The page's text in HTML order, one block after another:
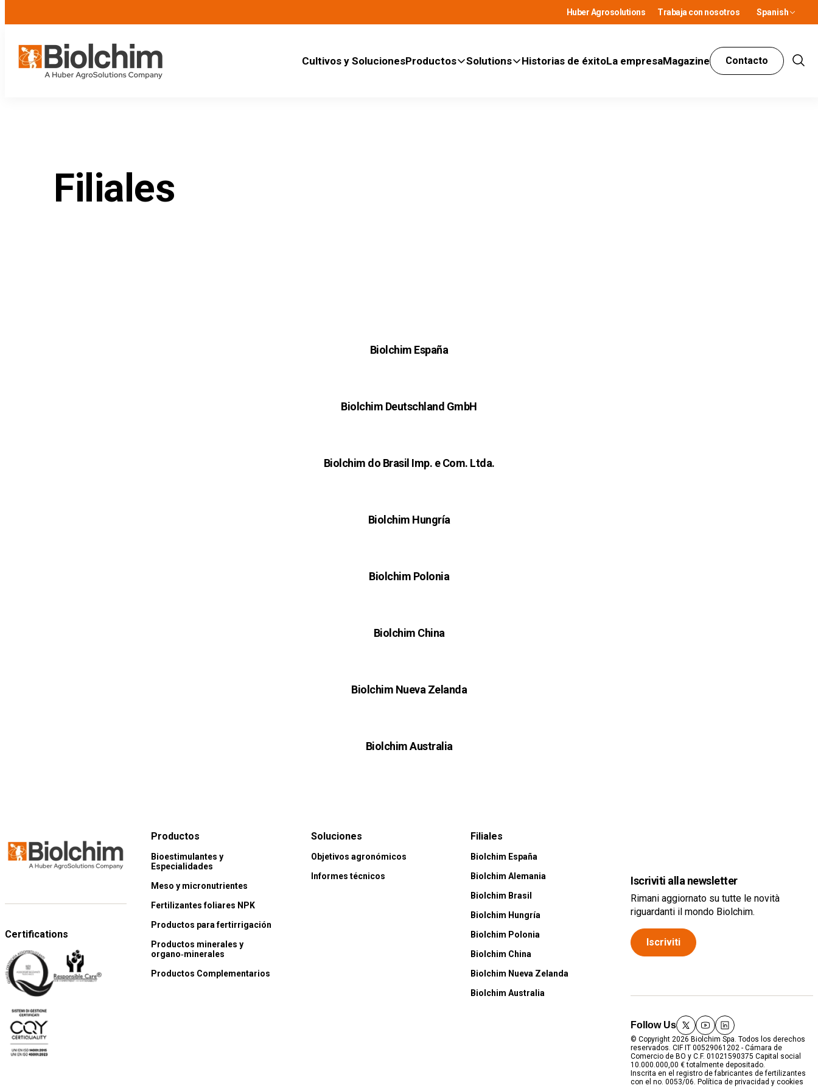
Huber Agrosolutions Trabaja con nosotros Spanish
Cultivos y SolucionesProductos Solutions Historias de éxitoLa empresaMagazine Contacto
Show
Filiales
Biolchim España
Biolchim Deutschland GmbH
Biolchim do Brasil Imp. e Com. Ltda.
Biolchim Hungría
Biolchim Polonia
Biolchim China
Biolchim Nueva Zelanda
Biolchim Australia
Certifications
Productos
Bioestimulantes y
Especialidades
Meso y micronutrientes
Fertilizantes foliares NPK
Productos para fertirrigación
Productos minerales y
organo‑minerales
Productos Complementarios
Soluciones
Objetivos agronómicos
Informes técnicos
Filiales
Biolchim España
Biolchim Alemania
Biolchim Brasil
Biolchim Hungría
Biolchim Polonia
Biolchim China
Biolchim Nueva Zelanda
Biolchim Australia
Iscriviti alla newsletter
Rimani aggiornato su tutte le novità
riguardanti il mondo Biolchim.
Iscriviti
Follow Us
twitteryoutubelinkedin
© Copyright 2026 Biolchim Spa. Todos los derechos
reservados. CIF IT 00529061202 - Cámara de
Comercio de BO y C.F. 01021590375 Capital social
10.000.000,00 € totalmente depositado.
Inscrita en el registro de fabricantes de fertilizantes
con el no. 0053/06. Política de privacidad y cookies